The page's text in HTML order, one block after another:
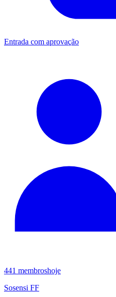
Entrada com aprovação
441 membroshoje
Sosensi FF